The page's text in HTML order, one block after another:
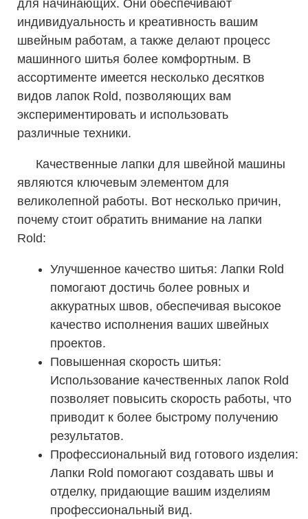
для начинающих. Они обеспечивают
индивидуальность и креативность вашим
швейным работам, а также делают процесс
машинного шитья более комфортным. В
ассортименте имеется несколько десятков
видов лапок Rold, позволяющих вам
экспериментировать и использовать
различные техники.
Качественные лапки для швейной машины
являются ключевым элементом для
великолепной работы. Вот несколько причин,
почему стоит обратить внимание на лапки
Rold:
Улучшенное качество шитья: Лапки Rold
помогают достичь более ровных и
аккуратных швов, обеспечивая высокое
качество исполнения ваших швейных
проектов.
Повышенная скорость шитья:
Использование качественных лапок Rold
позволяет повысить скорость работы, что
приводит к более быстрому получению
результатов.
Профессиональный вид готового изделия:
Лапки Rold помогают создавать швы и
отделку, придающие вашим изделиям
профессиональный вид.